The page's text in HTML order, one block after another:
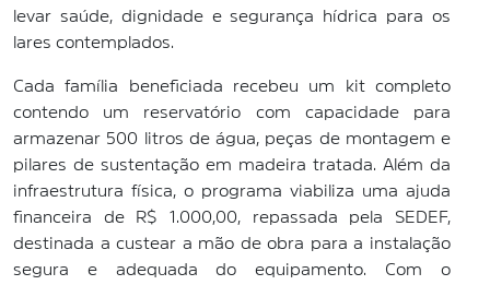
levar saúde, dignidade e segurança hídrica para os
lares contemplados.
Cada família beneficiada recebeu um kit completo
contendo um reservatório com capacidade para
armazenar 500 litros de água, peças de montagem e
pilares de sustentação em madeira tratada. Além da
infraestrutura física, o programa viabiliza uma ajuda
financeira de R$ 1.000,00, repassada pela SEDEF,
destinada a custear a mão de obra para a instalação
segura e adequada do equipamento. Com o